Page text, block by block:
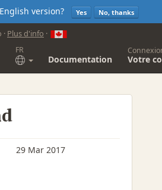
version? Yes No, thanks
Plus d'info ·
FR
Documentation Votre
29 Mar 2017